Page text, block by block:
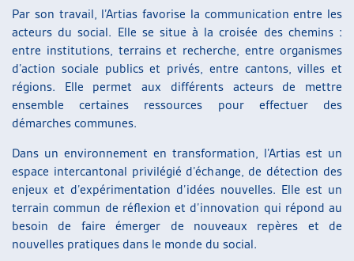
RESSOURCES
THÉMATIQUES
GUIDE SOCIAL ROMAND
AUTRES
ARTIAS
L’ASSOCIATION
JOURNÉES D’AUTOMNE
Par son travail, l’Artias favorise la communication entre les
acteurs du social. Elle se situe à la croisée des chemins :
entre institutions, terrains et recherche, entre organismes
d’action sociale publics et privés, entre cantons, villes et
régions. Elle permet aux différents acteurs de mettre
ensemble certaines ressources pour effectuer des
démarches communes.
Dans un environnement en transformation, l’Artias est un
espace intercantonal privilégié d’échange, de détection des
enjeux et d’expérimentation d’idées nouvelles. Elle est un
terrain commun de réflexion et d’innovation qui répond au
besoin de faire émerger de nouveaux repères et de
nouvelles pratiques dans le monde du social.